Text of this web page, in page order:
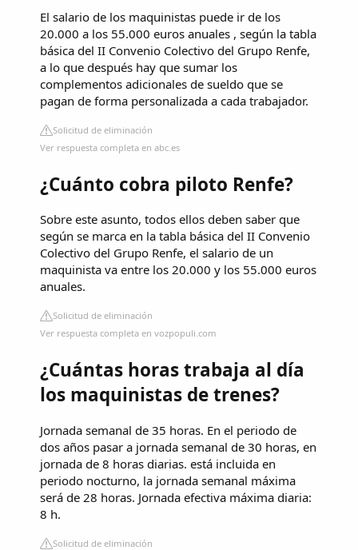
El salario de los maquinistas puede ir de los
20.000 a los 55.000 euros anuales , según la tabla
básica del II Convenio Colectivo del Grupo Renfe,
a lo que después hay que sumar los
complementos adicionales de sueldo que se
pagan de forma personalizada a cada trabajador.
Solicitud de eliminación
Ver respuesta completa en abc.es
¿Cuánto cobra piloto Renfe?
Sobre este asunto, todos ellos deben saber que
según se marca en la tabla básica del II Convenio
Colectivo del Grupo Renfe, el salario de un
maquinista va entre los 20.000 y los 55.000 euros
anuales.
Solicitud de eliminación
Ver respuesta completa en vozpopuli.com
¿Cuántas horas trabaja al día
los maquinistas de trenes?
Jornada semanal de 35 horas. En el periodo de
dos años pasar a jornada semanal de 30 horas, en
jornada de 8 horas diarias. está incluida en
periodo nocturno, la jornada semanal máxima
será de 28 horas. Jornada efectiva máxima diaria:
8 h.
Solicitud de eliminación